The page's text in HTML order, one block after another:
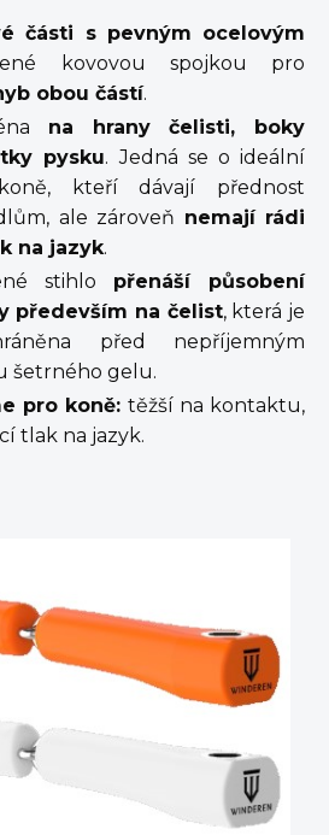
části s pevným ocelovým
kovovou spojkou pro
obou částí.
na hrany čelisti, boky
pysku. Jedná se o ideální
kteří dávají přednost
ale zároveň nemají rádi
na jazyk.
stihlo přenáší působení
především na čelist, která je
před nepříjemným
šetrného gelu.
pro koně: těžší na kontaktu,
tlak na jazyk.